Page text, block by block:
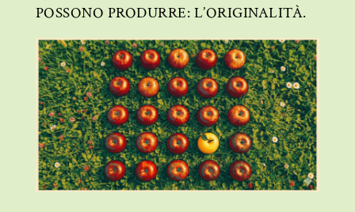
POSSONO PRODURRE: L’ORIGINALITÀ.